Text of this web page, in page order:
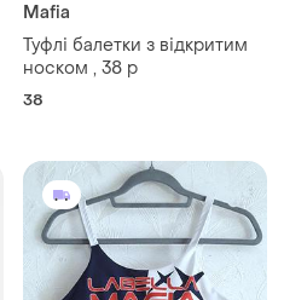
Mafia
Туфлі балетки з відкритим
носком , 38 р
38